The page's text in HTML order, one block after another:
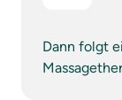
Dann folgt